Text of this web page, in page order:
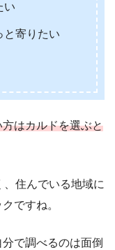
い
と寄りたい
はカルドを選ぶと
住んでいる地域に
ですね。
で調べるのは面倒